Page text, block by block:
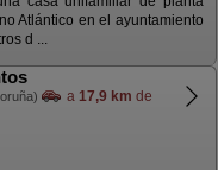
Atlántico en el ayuntamiento
d ...
a 17,9 km de